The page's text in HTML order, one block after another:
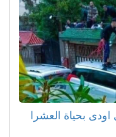
بحياة العشرا